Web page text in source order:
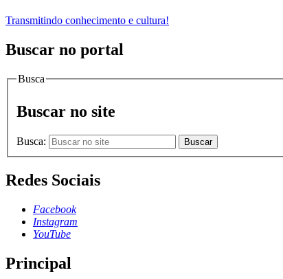
Transmitindo conhecimento e cultura!
Buscar no portal
Busca
Buscar no site
Busca: Buscar
Redes Sociais
Facebook
Instagram
YouTube
Principal